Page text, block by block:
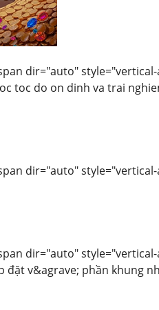
dir="auto"
toc do on dinh va trai
dir="auto"
dir="auto"
v&agrave; phần khung